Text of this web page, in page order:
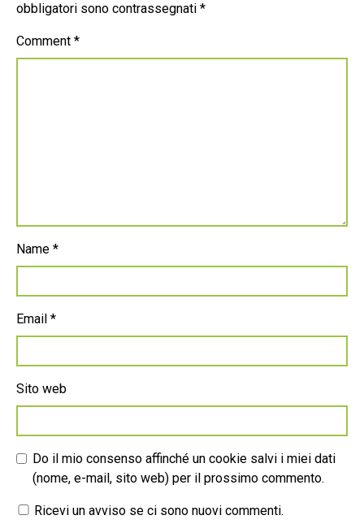
obbligatori sono contrassegnati *
Comment *
Name *
Email *
Sito web
Do il mio consenso affinché un cookie salvi i miei dati
(nome, e-mail, sito web) per il prossimo commento.
Ricevi un avviso se ci sono nuovi commenti.